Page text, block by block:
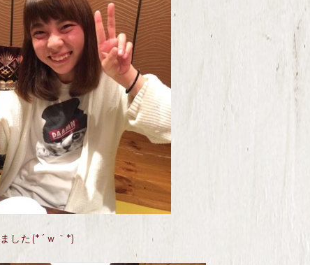
した(*´ｗ｀*)